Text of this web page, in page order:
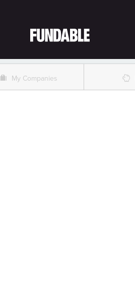
My Companies %